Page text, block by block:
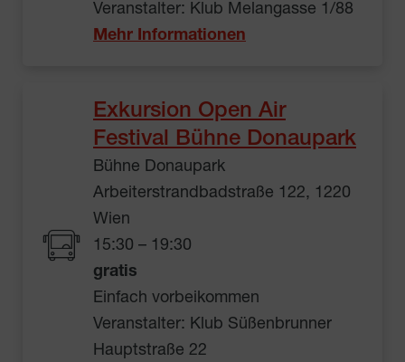
Veranstalter: Klub Melangasse 1/88
Mehr Informationen
Exkursion Open Air
Festival Bühne Donaupark
Bühne Donaupark
Arbeiterstrandbadstraße 122, 1220
Wien
15:30 – 19:30
gratis
Einfach vorbeikommen
Veranstalter: Klub Süßenbrunner
Hauptstraße 22